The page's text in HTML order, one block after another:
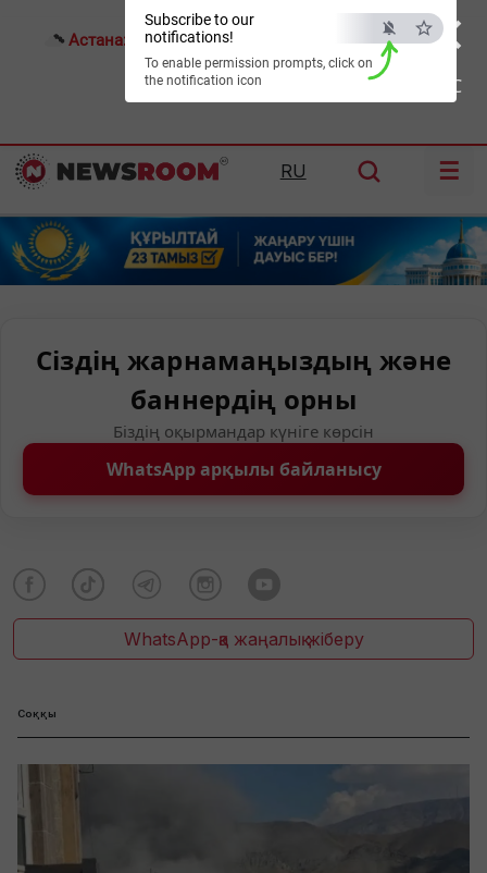
×
ESC
Subscribe to our
notifications!
To enable permission prompts, click on
the notification icon
Астана: 20°C Алматы: Шымкент:29°C
RU ☰
Сіздің жарнамаңыздың және
баннердің орны
Біздің оқырмандар күніге көрсін
WhatsApp арқылы байланысу
WhatsApp-қа жаңалық жіберу
Соққы